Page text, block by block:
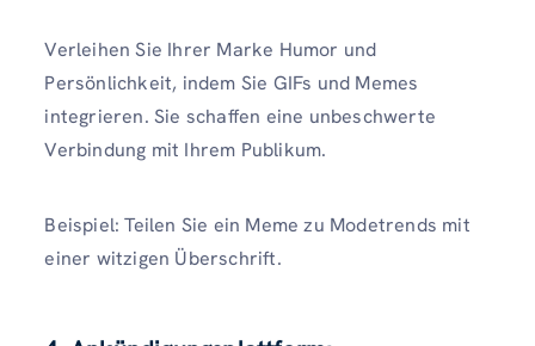
Verleihen Sie Ihrer Marke Humor und
Persönlichkeit, indem Sie GIFs und Memes
integrieren. Sie schaffen eine unbeschwerte
Verbindung mit Ihrem Publikum.
Beispiel: Teilen Sie ein Meme zu Modetrends mit
einer witzigen Überschrift.